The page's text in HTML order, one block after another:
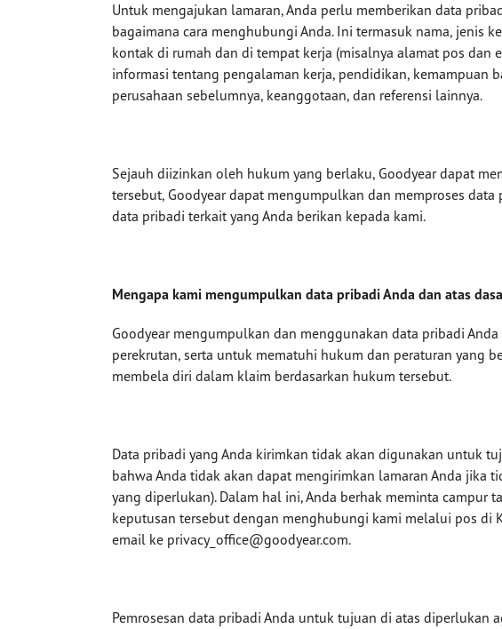
Untuk mengajukan lamaran, Anda perlu memberikan data
bagaimana cara menghubungi Anda. Ini termasuk nama, jenis
kontak di rumah dan di tempat kerja (misalnya alamat pos
informasi tentang pengalaman kerja, pendidikan, kemampuan
perusahaan sebelumnya, keanggotaan, dan referensi lainnya.
Sejauh diizinkan oleh hukum yang berlaku, Goodyear dapat
tersebut, Goodyear dapat mengumpulkan dan memproses
data pribadi terkait yang Anda berikan kepada kami.
Mengapa kami mengumpulkan data pribadi Anda dan atas
Goodyear mengumpulkan dan menggunakan data pribadi
perekrutan, serta untuk mematuhi hukum dan peraturan yang
membela diri dalam klaim berdasarkan hukum tersebut.
Data pribadi yang Anda kirimkan tidak akan digunakan untuk
bahwa Anda tidak akan dapat mengirimkan lamaran Anda jika
yang diperlukan). Dalam hal ini, Anda berhak meminta campur
keputusan tersebut dengan menghubungi kami melalui pos di
email ke privacy_office@goodyear.com.
Pemrosesan data pribadi Anda untuk tujuan di atas